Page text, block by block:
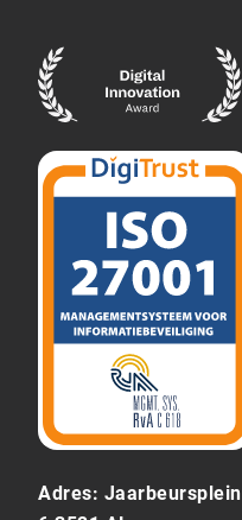
Adres: Jaarbeursplein